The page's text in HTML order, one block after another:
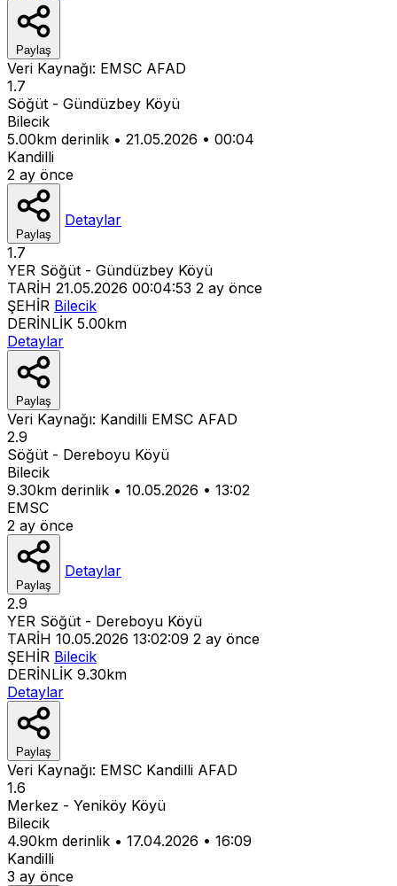
Paylaş
Veri Kaynağı: EMSC AFAD
1.7
Söğüt - Gündüzbey Köyü
Bilecik
5.00km derinlik • 21.05.2026 • 00:04
Kandilli
2 ay önce
Paylaş
Detaylar
1.7
YER Söğüt - Gündüzbey Köyü
TARİH 21.05.2026 00:04:53 2 ay önce
ŞEHİR Bilecik
DERİNLİK 5.00km
Detaylar
Paylaş
Veri Kaynağı: Kandilli EMSC AFAD
2.9
Söğüt - Dereboyu Köyü
Bilecik
9.30km derinlik • 10.05.2026 • 13:02
EMSC
2 ay önce
Paylaş
Detaylar
2.9
YER Söğüt - Dereboyu Köyü
TARİH 10.05.2026 13:02:09 2 ay önce
ŞEHİR Bilecik
DERİNLİK 9.30km
Detaylar
Paylaş
Veri Kaynağı: EMSC Kandilli AFAD
1.6
Merkez - Yeniköy Köyü
Bilecik
4.90km derinlik • 17.04.2026 • 16:09
Kandilli
3 ay önce